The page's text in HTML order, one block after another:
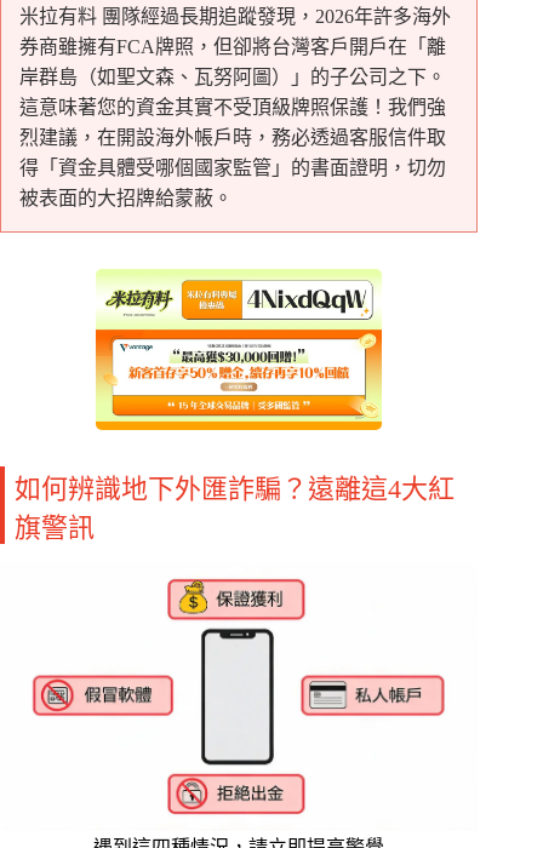
米拉有料 團隊經過長期追蹤發現，2026年許多海外
券商雖擁有FCA牌照，但卻將台灣客戶開戶在「離
岸群島（如聖文森、瓦努阿圖）」的子公司之下。
這意味著您的資金其實不受頂級牌照保護！我們強
烈建議，在開設海外帳戶時，務必透過客服信件取
得「資金具體受哪個國家監管」的書面證明，切勿
被表面的大招牌給蒙蔽。
如何辨識地下外匯詐騙？遠離這4大紅
旗警訊